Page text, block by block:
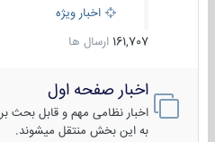
اخبار ویژه
161,707 ارسال ها
اخبار صفحه اول
اخبار نظامی مهم و قابل بحث
به این بخش منتقل میشوند.